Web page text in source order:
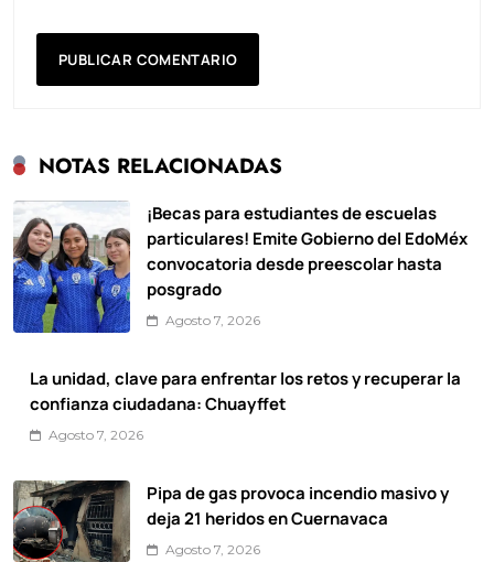
NOTAS RELACIONADAS
¡Becas para estudiantes de escuelas
particulares! Emite Gobierno del EdoMéx
convocatoria desde preescolar hasta
posgrado
Agosto 7, 2026
La unidad, clave para enfrentar los retos y recuperar la
confianza ciudadana: Chuayffet
Agosto 7, 2026
Pipa de gas provoca incendio masivo y
deja 21 heridos en Cuernavaca
Agosto 7, 2026